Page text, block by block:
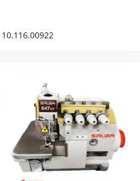
10.116.00922